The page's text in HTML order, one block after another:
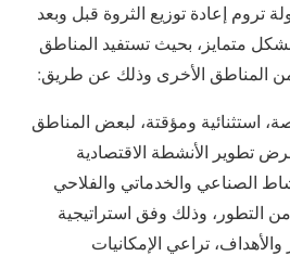
تروم إعادة توزيع الثروة قبل وبعد
بشكل متمايز، بحيث تستفيد المناطق
من المناطق الأخرى وذلك عن طريق:
استثنائية ومؤقتة، لبعض المناطق
تطوير الأنشطة الاقتصادية
الصناعي والخدماتي والفلاحي
التطور، وذلك وفق استراتيجية
تراعي الإمكانيات